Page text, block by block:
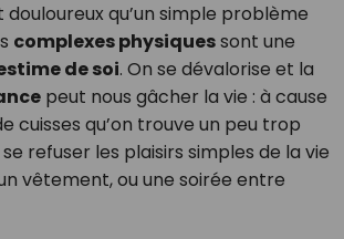
douloureux qu’un simple problème
complexes physiquessont une
de soi. On se dévalorise et la
peut nous gâcher la vie : à cause
cuisses qu’on trouve un peu trop
refuser les plaisirs simples de la vie
vêtement, ou une soirée entre